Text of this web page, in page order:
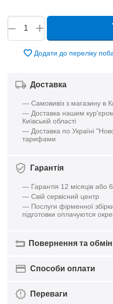
+
−
Додати до переліку
Доставка
— Самовивіз з магазину в
— Доставка нашим
Київській області
— Доставка по Україні
тарифами
Гарантія
— Гарантія 12 місяців або
— Свій сервісний центр
— Послуги фірменної
підготовки оплачуются
Повернення та обмін
Способи оплати
Переваги